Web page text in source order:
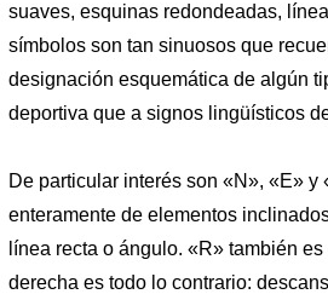
suaves, esquinas redondeadas,
símbolos son tan sinuosos que
designación esquemática de algún
deportiva que a signos lingüísticos
De particular interés son «N», «E» y
enteramente de elementos
línea recta o ángulo. «R» también
derecha es todo lo contrario: